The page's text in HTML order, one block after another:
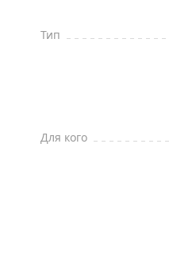
Тип
Для кого